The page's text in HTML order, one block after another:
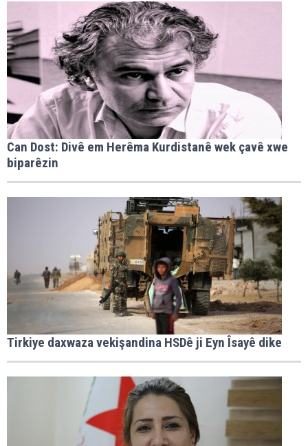
Can Dost: Divê em Herêma Kurdistanê wek çavê xwe
biparêzin
Tirkiye daxwaza vekişandina HSDê ji Eyn Îsayê dike